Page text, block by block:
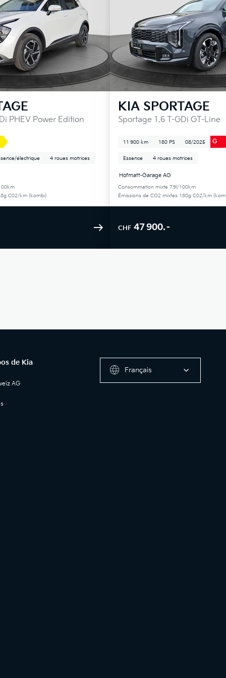
PHEV Power Edition
électrique 4 roues motrices
C02/km (kombi)
KIA SPORTAGE
Sportage 1.6 T-GDi GT-Line
11 900 km 180 PS 08/2025 G
Essence 4 roues motrices
Hofmatt-Garage AG
Consommation mixte 7.9l/100km
Émissions de CO2 mixtes 180g C02/km
CHF 47 900.–
de Kia
AG
Français